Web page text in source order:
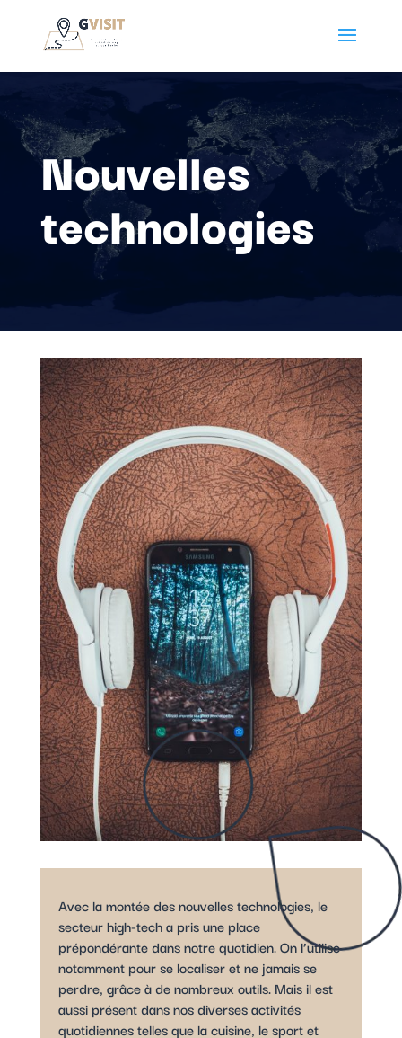
Nouvelles
technologies
Avec la montée des nouvelles technologies, le
secteur high-tech a pris une place
prépondérante dans notre quotidien. On l’utilise
notamment pour se localiser et ne jamais se
perdre, grâce à de nombreux outils. Mais il est
aussi présent dans nos diverses activités
quotidiennes telles que la cuisine, le sport et